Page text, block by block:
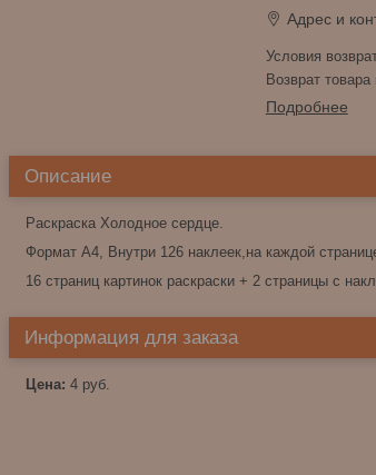
Адрес и
возврат
Подробнее
Описание
Раскраска Холодное сердце.
Формат А4, Внутри 126 наклеек,на каждой
16 страниц картинок раскраски + 2 страницы с
Информация для заказа
Цена: 4 руб.